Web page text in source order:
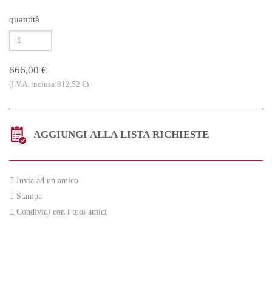
quantità
666,00 €
(I.V.A. inclusa:812,52 €)
AGGIUNGI ALLA LISTA RICHIESTE
Invia ad un amico
Stampa
Condividi con i tuoi amici